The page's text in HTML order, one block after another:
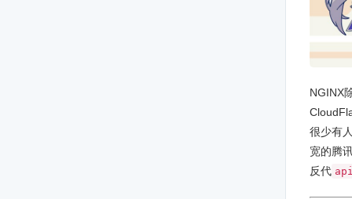
NGINX
很少有
宽的腾
反代